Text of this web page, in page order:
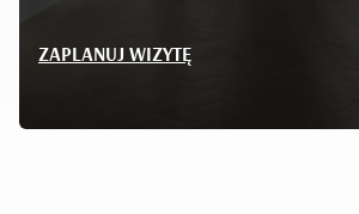
ZAPLANUJ WIZYTĘ